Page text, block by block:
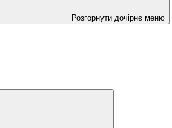
Розгорнути дочірнє меню